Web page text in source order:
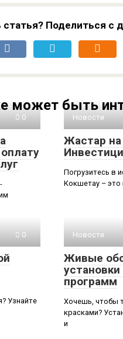
статья? Поделиться с
может быть
0 Новости
Жастар
Погрузитесь в
Кокшетау – это
0
Узнайте
Новости
Живые
программ
Хочешь, чтобы
красками?
и